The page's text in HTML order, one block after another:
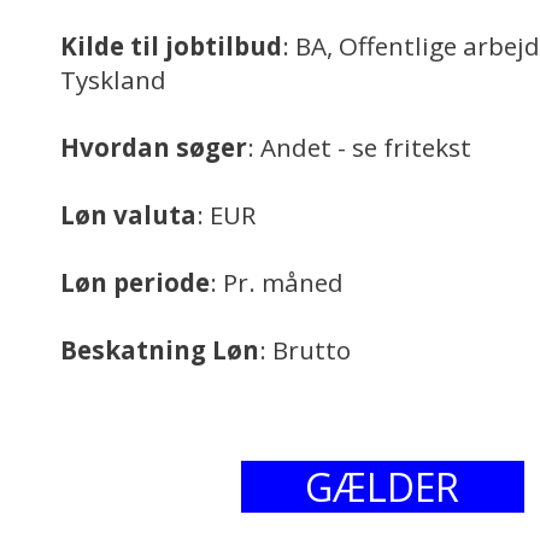
Kilde til jobtilbud: BA, Offentlige
Tyskland
Hvordan søger: Andet - se fritekst
Løn valuta: EUR
Løn periode: Pr. måned
Beskatning Løn: Brutto
GÆLDER